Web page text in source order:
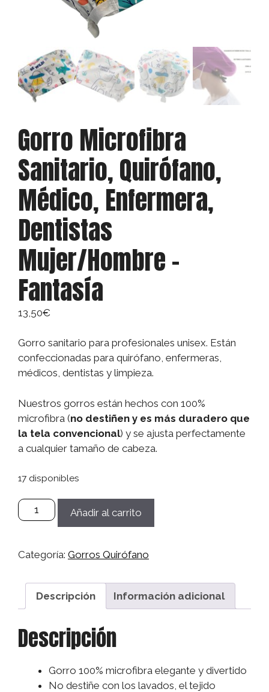
Gorro Microfibra
Sanitario, Quirófano,
Médico, Enfermera,
Dentistas
Mujer/Hombre –
Fantasía
13,50€
Gorro sanitario para profesionales unisex. Están
confeccionadas para quirófano, enfermeras,
médicos, dentistas y limpieza.
Nuestros gorros están hechos con 100%
microfibra (no destiñen y es más duradero que
la tela convencional) y se ajusta perfectamente
a cualquier tamaño de cabeza.
17 disponibles
Gorro
Microfibra
Quirófano,
Enfermera,
Dentistas
Mujer/Hombre
Fantasía
Añadir al carrito
Categoría: Gorros Quirófano
Descripción Información adicional
Descripción
Gorro 100% microfibra elegante y divertido
No destiñe con los lavados, el tejido